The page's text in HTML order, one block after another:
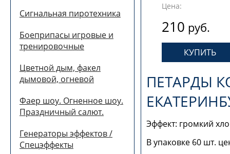
Сигнальная пиротехника
Боеприпасы игровые и
тренировочные
Цветной дым, факел
дымовой, огневой
Фаер шоу. Огненное шоу.
Праздничный салют.
Генераторы эффектов /
Спецэффекты
Цена:
210 руб.
ПЕТАРДЫ
Эффект: громкий
В упаковке 60 шт.